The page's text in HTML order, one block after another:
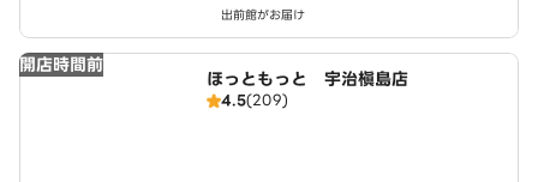
出前館がお届け
開店時間前
ほっともっと 宇治槇島店
4.5(209)